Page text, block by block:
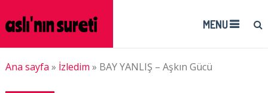
MENU
Ana sayfa » İzledim » BAY YANLIŞ – Aşkın Gücü